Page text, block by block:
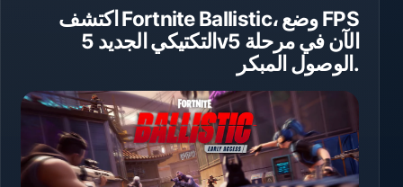
اكتشف Fortnite Ballistic، وضع FPS
التكتيكي الجديد 5v5 الآن في مرحلة
الوصول المبكر.